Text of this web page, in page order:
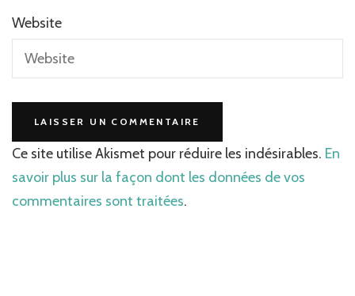
Website
Ce site utilise Akismet pour réduire les indésirables. En
savoir plus sur la façon dont les données de vos
commentaires sont traitées.